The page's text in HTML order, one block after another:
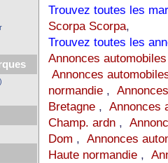
Trouvez toutes les
Scorpa Scorpa,
Trouvez toutes les
Annonces
Annonces
normandie,
Bretagne, Annonces
Champ. ardn,
Dom , Annonces
Haute normandie,